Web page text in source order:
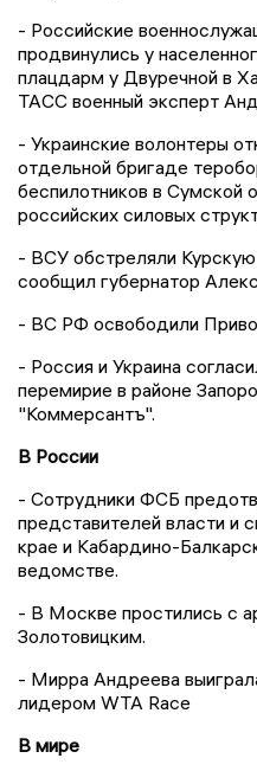
- Российские
продвинулись у
плацдарм у Двуречной в
ТАСС военный эксперт
- Украинские волонтеры
отдельной бригаде
беспилотников в Сумской
российских силовых
- ВСУ обстреляли Курскую
сообщил губернатор
- ВС РФ освободили
- Россия и Украина
перемирие в районе
"Коммерсантъ".
В России
- Сотрудники ФСБ
представителей власти и
крае и Кабардино-
ведомстве.
- В Москве простились с
Золотовицким.
- Мирра Андреева
лидером WTA Race
В мире